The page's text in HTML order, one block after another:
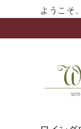
ようこそ